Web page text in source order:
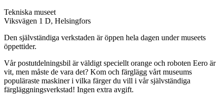
Tekniska museet
Viksvägen 1 D, Helsingfors
Den självständiga verkstaden är öppen hela dagen under museets
öppettider.
Vår postutdelningsbil är väldigt speciellt orange och roboten Eero är
vit, men måste de vara det? Kom och färglägg vårt museums
populäraste maskiner i vilka färger du vill i vår självständiga
färgläggningsverkstad! Ingen extra avgift.